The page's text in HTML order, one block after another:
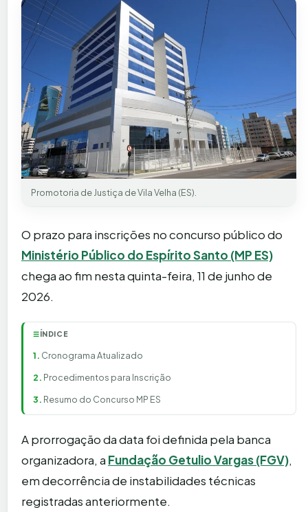
Promotoria de Justiça de Vila Velha (ES).
O prazo para inscrições no concurso público do
Ministério Público do Espírito Santo (MP ES)
chega ao fim nesta quinta-feira, 11 de junho de
2026.
☰ÍNDICE
Cronograma Atualizado
Procedimentos para Inscrição
Resumo do Concurso MP ES
A prorrogação da data foi definida pela banca
organizadora, a Fundação Getulio Vargas (FGV),
em decorrência de instabilidades técnicas
registradas anteriormente.